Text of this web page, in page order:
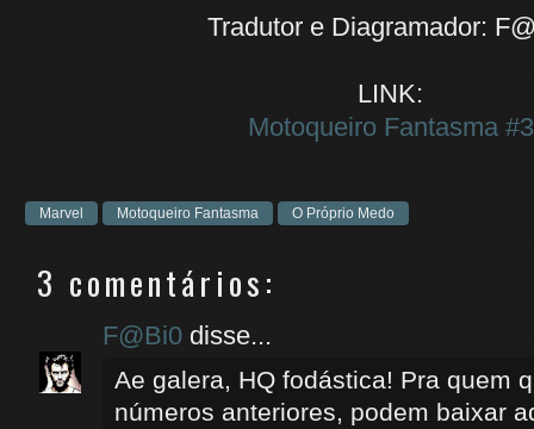
Tradutor e Diagramador:
LINK:
Motoqueiro Fantasma #3
Marvel Motoqueiro Fantasma O Próprio Medo
3 comentários:
F@Bi0 disse...
Ae galera, HQ fodástica! Pra quem
números anteriores, podem baixar